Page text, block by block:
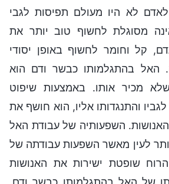
לא היו מעולם תפיסות לגבי
מסוגלת לחשוף טוב יותר את
קל וחומר לחשוף באופן יסודי
האל בהתגלמותו כבשר ודם הוא
מכיר אותו. באמצעות שיפוט
והתנגדותו אליו, הוא חושף את
השפעותיה של עבודת האל
לעין מאשר השפעות עבודתה של
שופטת ישירות את האנושות